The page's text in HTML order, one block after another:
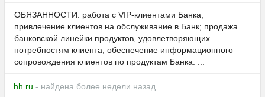
ОБЯЗАННОСТИ: работа с VIP-клиентами Банка;
привлечение клиентов на обслуживание в Банк; продажа
банковской линейки продуктов, удовлетворяющих
потребностям клиента; обеспечение информационного
сопровождения клиентов по продуктам Банка. ...
hh.ru - найдена более недели назад